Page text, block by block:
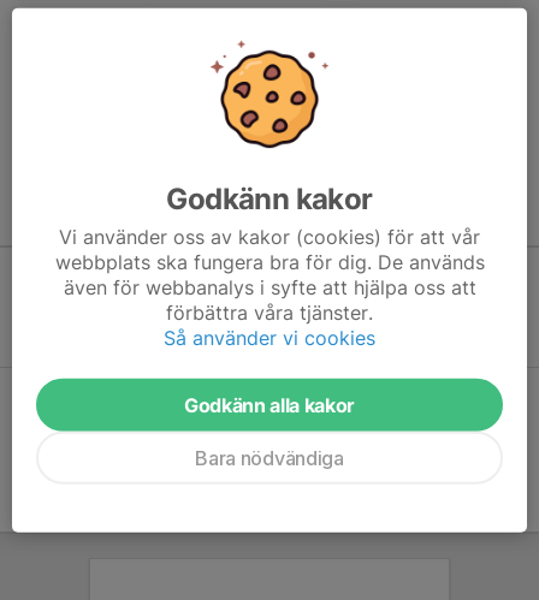
att kunna börja administrera hemsidan loggar du in högst upp till
Kommande aktiviteter
Inga aktiviteter inbokade
Hela kalendern
Godkänn kakor
Vi använder oss av kakor (cookies) för att vår
webbplats ska fungera bra för dig. De används
även för webbanalys i syfte att hjälpa oss att
förbättra våra tjänster.
Så använder vi cookies
Godkänn alla kakor
Bara nödvändiga